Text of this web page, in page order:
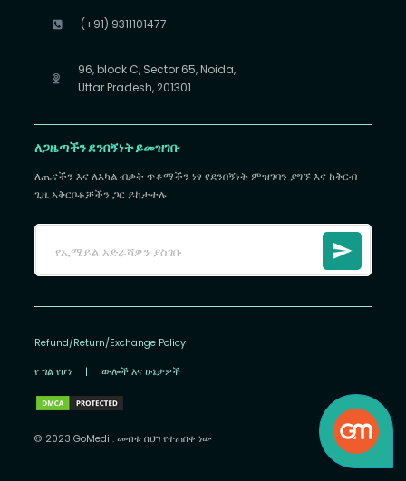
(+91) 9311101477
96, block C, Sector 65, Noida,
Uttar Pradesh, 201301
ለጋዜጣችን ደንበኝነት ይመዝገቡ
ለጤናችን እና ለአካል ብቃት ጥቆማችን ነፃ የደንበኝነት ምዝገባን ያግኙ እና ከቅርብ
ጊዜ አቅርቦቶቻችን ጋር ይከታተሉ
Refund/Return/Exchange Policy
የ ግል የሆነ | ውሎች እና ሁኔታዎች
© 2023 GoMedii. መብቱ በህግ የተጠበቀ ነው